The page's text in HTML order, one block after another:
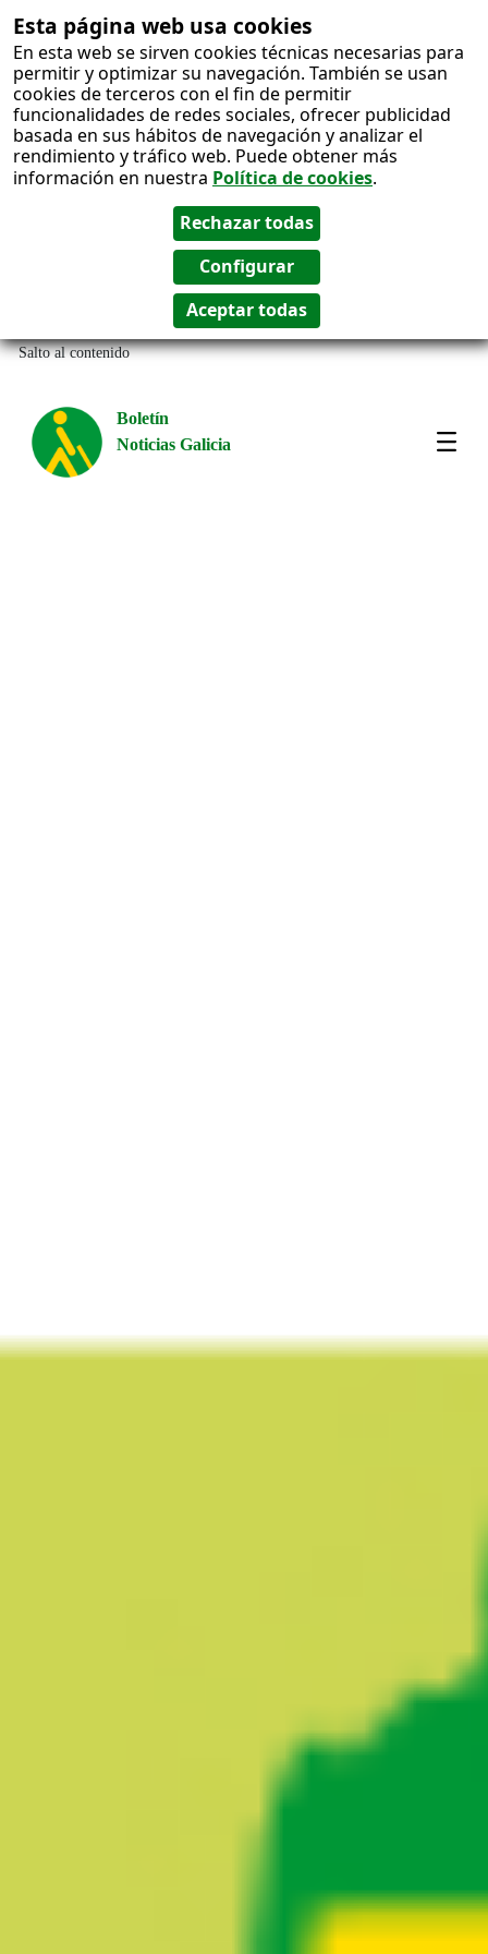
Esta página web usa cookies
En esta web se sirven cookies técnicas necesarias para
permitir y optimizar su navegación. También se usan
cookies de terceros con el fin de permitir
funcionalidades de redes sociales, ofrecer publicidad
basada en sus hábitos de navegación y analizar el
rendimiento y tráfico web. Puede obtener más
información en nuestra Política de cookies.
Salto al contenido
Boletín
Noticias Galicia